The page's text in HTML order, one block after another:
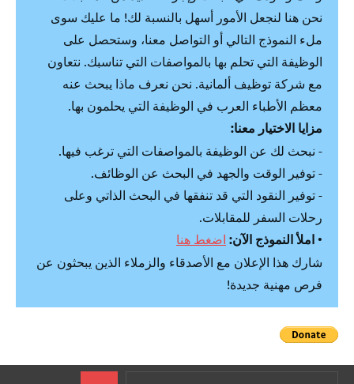
نحن هنا لنجعل الأمور أسهل بالنسبة لك! ما عليك سوى
ملء النموذج التالي أو التواصل معنا، وستحصل على
الوظيفة التي تحلم بها بالمواصفات التي تناسبك. نتعاون
مع شركة توظيف ألمانية. نحن نعرف ماذا يبحث عنه
معظم الأطباء العرب في الوظيفة التي يحلمون بها.
مزايا الاختيار معنا:
- نبحث لك عن الوظيفة بالمواصفات التي ترغب فيها.
- توفير الوقت والجهد في البحث عن الوظائف.
- توفير النقود التي قد تنفقها في البحث الذاتي وعلى
رحلات السفر للمقابلات.
• املأ النموذج الآن: اضغط هنا
شارك هذا الإعلان مع الأصدقاء والزملاء الذين يبحثون عن
فرص مهنية جديدة!